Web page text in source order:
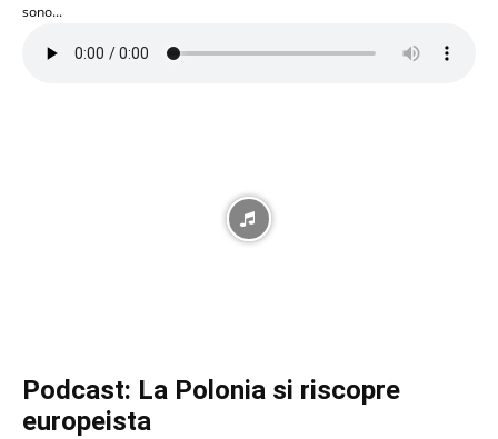
sono...
Podcast: La Polonia si riscopre
europeista